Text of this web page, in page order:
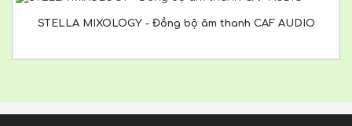
STELLA MIXOLOGY - Đồng bộ âm thanh CAF AUDIO